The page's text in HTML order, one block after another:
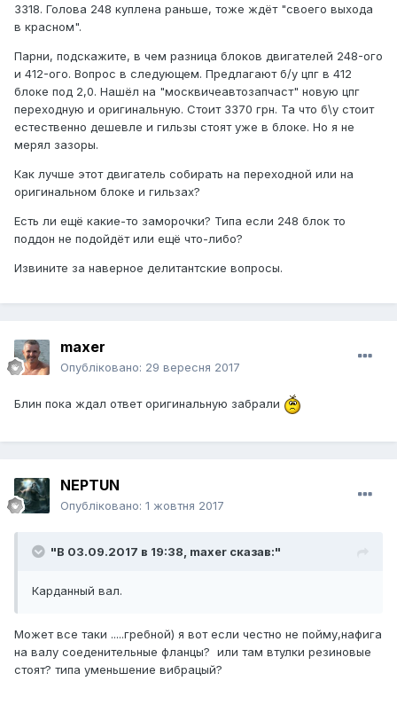
3318. Голова 248 куплена раньше, тоже ждёт "своего выхода
в красном".
Парни, подскажите, в чем разница блоков двигателей 248-ого
и 412-ого. Вопрос в следующем. Предлагают б/у цпг в 412
блоке под 2,0. Нашёл на "москвичеавтозапчаст" новую цпг
переходную и оригинальную. Стоит 3370 грн. Та что б\у стоит
естественно дешевле и гильзы стоят уже в блоке. Но я не
мерял зазоры.
Как лучше этот двигатель собирать на переходной или на
оригинальном блоке и гильзах?
Есть ли ещё какие-то заморочки? Типа если 248 блок то
поддон не подойдёт или ещё что-либо?
Извините за наверное делитантские вопросы.
maxer
Опубліковано: 29 вересня 2017
Блин пока ждал ответ оригинальную забрали
NEPTUN
Опубліковано: 1 жовтня 2017
"В 03.09.2017 в 19:38, maxer сказав:"
Карданный вал.
Может все таки .....гребной) я вот если честно не пойму,нафига
на валу соеденительные фланцы? или там втулки резиновые
стоят? типа уменьшение вибрацый?